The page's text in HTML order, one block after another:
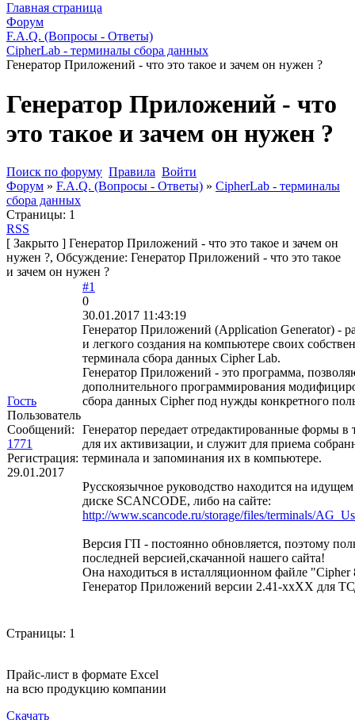
Главная страница
Форум
F.A.Q. (Вопросы - Ответы)
CipherLab - терминалы сбора данных
Генератор Приложений - что это такое и зачем он нужен ?
Генератор Приложений - что
это такое и зачем он нужен ?
Поиск по форуму Правила Войти
Форум » F.A.Q. (Вопросы - Ответы) » CipherLab - терминалы
сбора данных
Страницы: 1
RSS
[ Закрыто ] Генератор Приложений - что это такое и зачем он
нужен ?, Обсуждение: Генератор Приложений - что это такое
и зачем он нужен ?
Гость
Пользователь
Сообщений:
1771
Регистрация:
29.01.2017
#1
0
30.01.2017 11:43:19
Генератор Приложений (Application Generator) -
и легкого создания на компьютере своих
терминала сбора данных Cipher Lab.
Генератор Приложений - это программа,
дополнительного программирования
сбора данных Cipher под нужды конкретного
Генератор передает отредактированные формы
для их активизации, и служит для приема
терминала и запоминания их в компьютере.
Русскоязычное руководство находится на
диске SCANCODE, либо на сайте:
http://www.scancode.ru/storage/files/terminals/
Версия ГП - постоянно обновляется, поэтому
последней версией,скачанной нашего сайта!
Она находиться в исталляционном файле
Генератор Приложений версии 2.41-xxXX для
Страницы: 1
Прайс-лист в формате Excel
на всю продукцию компании
Скачать